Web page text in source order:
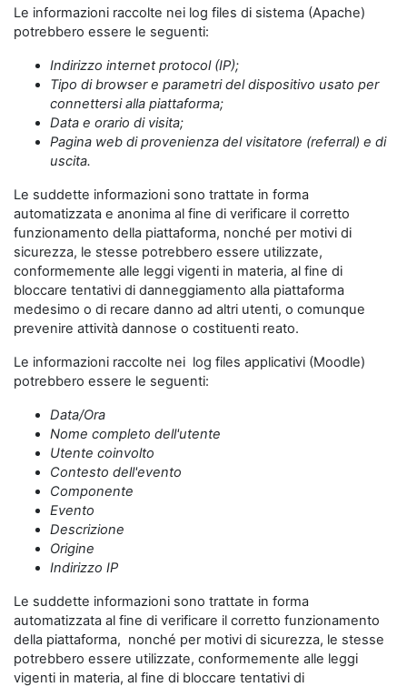
Le informazioni raccolte nei log files di sistema (Apache)
potrebbero essere le seguenti:
Indirizzo internet protocol (IP);
Tipo di browser e parametri del dispositivo usato per
connettersi alla piattaforma;
Data e orario di visita;
Pagina web di provenienza del visitatore (referral) e di
uscita.
Le suddette informazioni sono trattate in forma
automatizzata e anonima al fine di verificare il corretto
funzionamento della piattaforma, nonché per motivi di
sicurezza, le stesse potrebbero essere utilizzate,
conformemente alle leggi vigenti in materia, al fine di
bloccare tentativi di danneggiamento alla piattaforma
medesimo o di recare danno ad altri utenti, o comunque
prevenire attività dannose o costituenti reato.
Le informazioni raccolte nei log files applicativi (Moodle)
potrebbero essere le seguenti:
Data/Ora
Nome completo dell'utente
Utente coinvolto
Contesto dell'evento
Componente
Evento
Descrizione
Origine
Indirizzo IP
Le suddette informazioni sono trattate in forma
automatizzata al fine di verificare il corretto funzionamento
della piattaforma, nonché per motivi di sicurezza, le stesse
potrebbero essere utilizzate, conformemente alle leggi
vigenti in materia, al fine di bloccare tentativi di